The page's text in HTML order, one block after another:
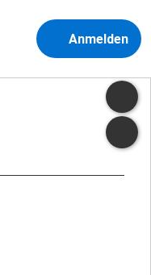
Anmelden